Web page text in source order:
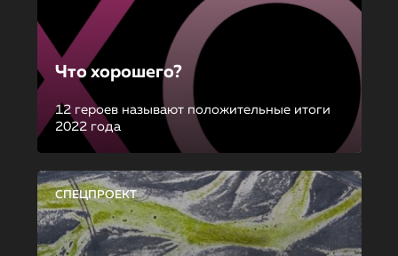
Что хорошего?
12 героев называют положительные итоги
2022 года
СПЕЦПРОЕКТ